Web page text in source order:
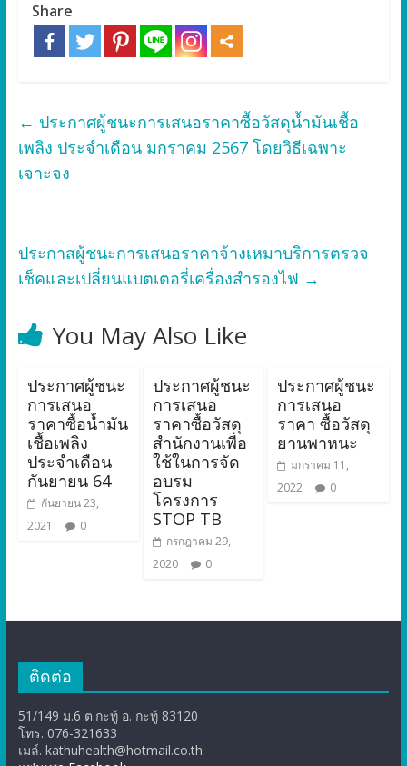
Share
← ประกาศผู้ชนะการเสนอราคาซื้อวัสดุน้ำมันเชื้อ
เพลิง ประจำเดือน มกราคม 2567 โดยวิธีเฉพาะ
เจาะจง
ประกาสผู้ชนะการเสนอราคาจ้างเหมาบริการตรวจ
เช็คและเปลี่ยนแบตเตอรี่เครื่องสำรองไฟ →
You May Also Like
ประกาศผู้ชนะ
การเสนอ
ราคาซื้อน้ำมัน
เชื้อเพลิง
ประจำเดือน
กันยายน 64
กันยายน 23,
2021
0
ประกาศผู้ชนะ
การเสนอ
ราคาซื้อวัสดุ
สำนักงานเพื่อ
ใช้ในการจัด
อบรม
โครงการ
STOP TB
กรกฎาคม 29,
2020
0
ประกาศผู้ชนะ
การเสนอ
ราคา ซื้อวัสดุ
ยานพาหนะ
มกราคม 11,
2022
0
ติดต่อ
51/149 ม.6 ต.กะทู้ อ. กะทู้ 83120
โทร. 076-321633
เมล์. kathuhealth@hotmail.co.th